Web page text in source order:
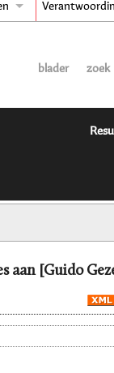
blader zoek
aan [Guido